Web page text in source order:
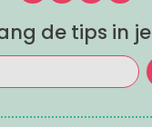
de tips in